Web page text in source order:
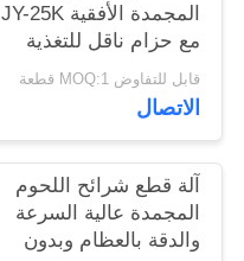
المجمدة الأفقية JY-25K
مع حزام ناقل للتغذية
للخارج لشركات تجهيز
الأغذية
قابل للتفاوض MOQ:1 قطعة
الاتصال
آلة قطع شرائح اللحوم
المجمدة عالية السرعة
والدقة بالعظام وبدون